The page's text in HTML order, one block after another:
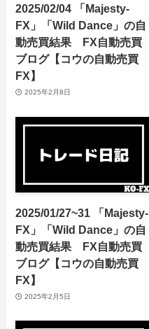
2025/02/04 「Majesty-
FX」「Wild Dance」の自
動売買結果 FX自動売買
ブログ【コウの自動売買
FX】
2025年2月8日
2025/01/27~31 「Majesty-
FX」「Wild Dance」の自
動売買結果 FX自動売買
ブログ【コウの自動売買
FX】
2025年2月5日